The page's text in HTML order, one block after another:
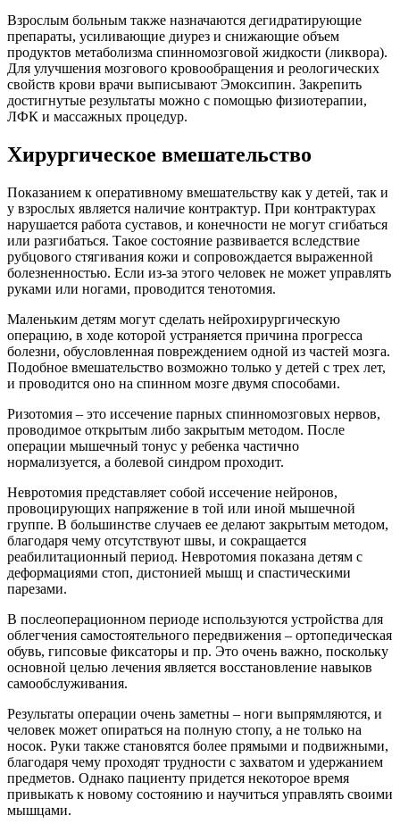
Взрослым больным также назначаются дегидратирующие
препараты, усиливающие диурез и снижающие объем
продуктов метаболизма спинномозговой жидкости (ликвора).
Для улучшения мозгового кровообращения и реологических
свойств крови врачи выписывают Эмоксипин. Закрепить
достигнутые результаты можно с помощью физиотерапии,
ЛФК и массажных процедур.
Хирургическое вмешательство
Показанием к оперативному вмешательству как у детей, так и
у взрослых является наличие контрактур. При контрактурах
нарушается работа суставов, и конечности не могут сгибаться
или разгибаться. Такое состояние развивается вследствие
рубцового стягивания кожи и сопровождается выраженной
болезненностью. Если из-за этого человек не может управлять
руками или ногами, проводится тенотомия.
Маленьким детям могут сделать нейрохирургическую
операцию, в ходе которой устраняется причина прогресса
болезни, обусловленная повреждением одной из частей мозга.
Подобное вмешательство возможно только у детей с трех лет,
и проводится оно на спинном мозге двумя способами.
Ризотомия – это иссечение парных спинномозговых нервов,
проводимое открытым либо закрытым методом. После
операции мышечный тонус у ребенка частично
нормализуется, а болевой синдром проходит.
Невротомия представляет собой иссечение нейронов,
провоцирующих напряжение в той или иной мышечной
группе. В большинстве случаев ее делают закрытым методом,
благодаря чему отсутствуют швы, и сокращается
реабилитационный период. Невротомия показана детям с
деформациями стоп, дистонией мышц и спастическими
парезами.
В послеоперационном периоде используются устройства для
облегчения самостоятельного передвижения – ортопедическая
обувь, гипсовые фиксаторы и пр. Это очень важно, поскольку
основной целью лечения является восстановление навыков
самообслуживания.
Результаты операции очень заметны – ноги выпрямляются, и
человек может опираться на полную стопу, а не только на
носок. Руки также становятся более прямыми и подвижными,
благодаря чему проходят трудности с захватом и удержанием
предметов. Однако пациенту придется некоторое время
привыкать к новому состоянию и научиться управлять своими
мышцами.